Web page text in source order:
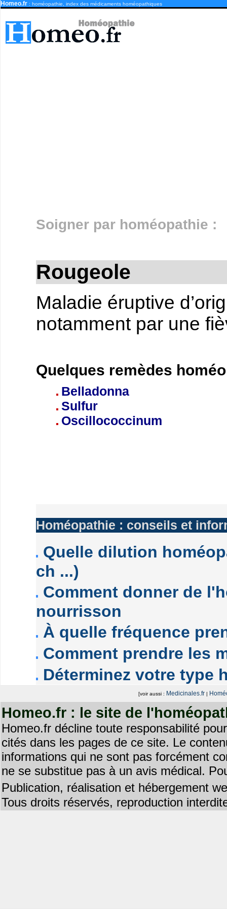
Homeo.fr : homéopathie, index des médicaments homéopathiques
Soigner par homéopathie :
Rougeole
Maladie éruptive
notamment par une
Quelques remèdes
Belladonna
Sulfur
Oscillococcinum
Homéopathie : conseils et
Quelle dilution
ch ...)
Comment donner de
nourrisson
À quelle fréquence
Comment prendre les
Déterminez votre type
[voir aussi :Medicinales.fr|
Homeo.fr : le site de
Homeo.fr décline toute responsabilité
cités dans les pages de ce site. Le
informations qui ne sont pas forcément
ne se substitue pas à un avis médical.
Publication, réalisation et hébergement
Tous droits réservés, reproduction